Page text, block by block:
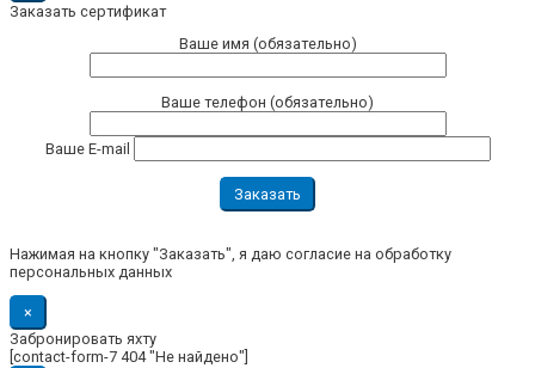
Заказать сертификат
Ваше имя (обязательно)
Ваше телефон (обязательно)
Ваше E-mail
Нажимая на кнопку "Заказать", я даю согласие на обработку
персональных данных
×
Забронировать яхту
[contact-form-7 404 "Не найдено"]